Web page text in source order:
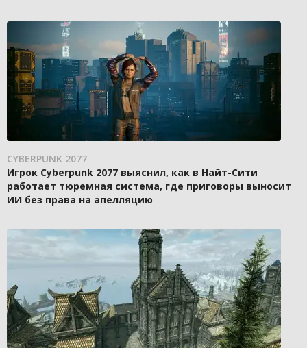
CYBERPUNK 2077
Игрок Cyberpunk 2077 выяснил, как в Найт-Сити
работает тюремная система, где приговоры выносит
ИИ без права на апелляцию